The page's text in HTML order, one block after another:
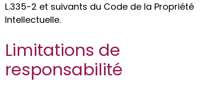
L.335-2 et suivants du Code de la Propriété
Intellectuelle.
Limitations de
responsabilité